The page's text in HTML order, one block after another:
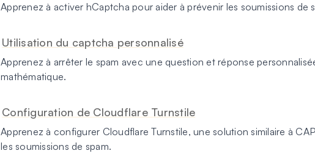
Apprenez à activer hCaptcha pour aider à prévenir les soumissions de
Utilisation du captcha personnalisé
Apprenez à arrêter le spam avec une question et réponse
mathématique.
Configuration de Cloudflare Turnstile
Apprenez à configurer Cloudflare Turnstile, une solution similaire à
les soumissions de spam.